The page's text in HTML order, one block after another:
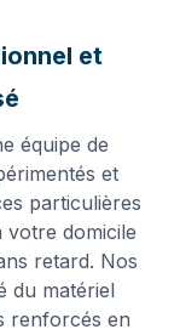
et
équipe de
et
particulières
votre domicile
retard. Nos
du matériel
renforcés en